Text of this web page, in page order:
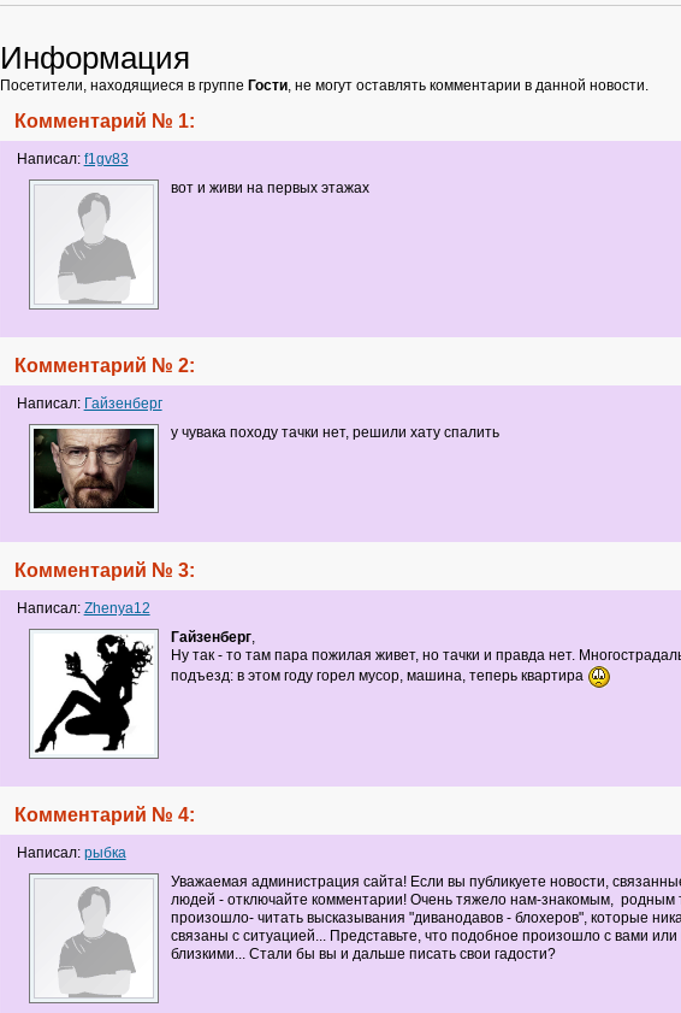
Информация
Посетители, находящиеся в группе Гости, не могут оставлять комментарии в данной новости.
Комментарий № 1:
Написал: f1gv83
вот и живи на первых этажах
Комментарий № 2:
Написал: Гайзенберг
у чувака походу тачки нет, решили хату спалить
Комментарий № 3:
Написал: Zhenya12
Гайзенберг,
Ну так - то там пара пожилая живет, но тачки и правда нет.
подъезд: в этом году горел мусор, машина, теперь квартира
Комментарий № 4:
Написал: рыбка
Уважаемая администрация сайта! Если вы публикуете новости,
людей - отключайте комментарии! Очень тяжело нам-знакомым, родным
произошло- читать высказывания "диванодавов - блохеров", которые
связаны с ситуацией... Представьте, что подобное произошло с вами
близкими... Стали бы вы и дальше писать свои гадости?